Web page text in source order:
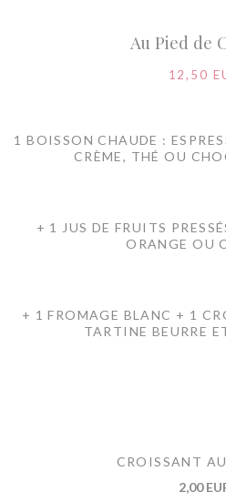
Au Pied de
12,50
1 BOISSON CHAUDE :
CRÈME, THÉ OU
+ 1 JUS DE FRUITS
ORANGE OU
+ 1 FROMAGE BLANC + 1
TARTINE BEURRE
CROISSANT
2,00